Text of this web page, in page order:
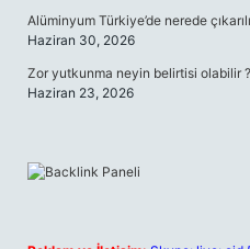
Alüminyum Türkiye’de nerede
Haziran 30, 2026
Zor yutkunma neyin belirtisi olabilir ?
Haziran 23, 2026